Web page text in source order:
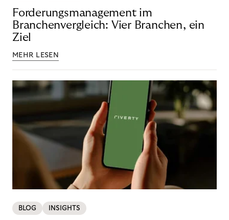
Forderungsmanagement im
Branchenvergleich: Vier Branchen, ein
Ziel
MEHR LESEN
BLOG INSIGHTS